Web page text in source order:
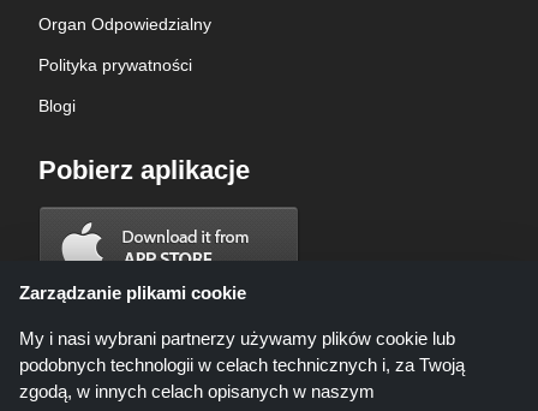
Organ Odpowiedzialny
Polityka prywatności
Blogi
Pobierz aplikacje
Zarządzanie plikami cookie
My i nasi wybrani partnerzy używamy plików cookie lub
podobnych technologii w celach technicznych i, za Twoją
zgodą, w innych celach opisanych w naszym